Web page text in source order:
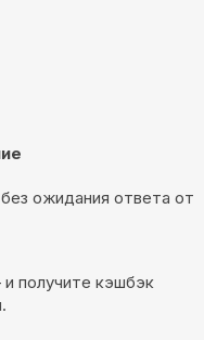
ожидания ответа от
получите кэшбэк